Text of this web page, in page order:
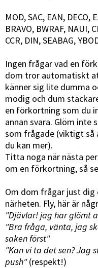
MOD, SAC, EAN, DECO,
BRAVO, BWRAF, NAUI,
CCR, DIN, SEABAG,
Ingen frågar vad en
dom tror automatiskt
känner sig lite dumma
modig och dum
en förkortning som du
annan svara. Glöm inte
som frågade (viktigt
du kan mer).
Titta noga när nästa
om en förkortning, så
Om dom frågar just dig
närheten. Fly, här är
"Djävlar! jag har glömt
"Bra fråga, vänta, jag
saken först"
"Kan vi ta det sen? Jag
push"(respekt!)